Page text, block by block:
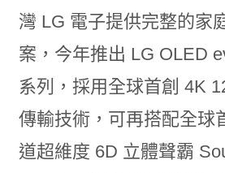
灣 LG 電子提供完整的家
案，今年推出 LG OLED
系列，採用全球首創 4K
傳輸技術，可再搭配全球
道超維度 6D 立體聲霸